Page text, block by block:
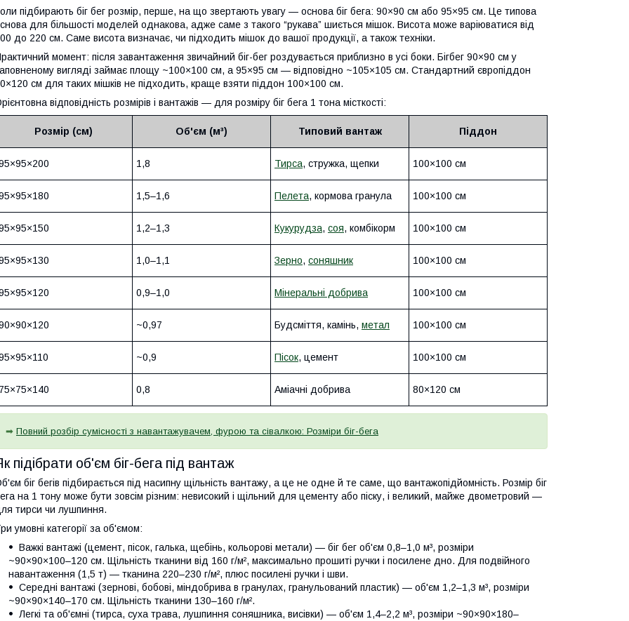
підбирають біг бег розмір, перше, на що звертають увагу — основа біг бега: 90×90 см або 95×95 см. Це типова
для більшості моделей однакова, адже саме з такого “рукава” шиється мішок. Висота може варіюватися від
до 220 см. Саме висота визначає, чи підходить мішок до вашої продукції, а також техніки.
момент: після завантаження звичайний біг-бег роздувається приблизно в усі боки. Бігбег 90×90 см у
вигляді займає площу ~100×100 см, а 95×95 см — відповідно ~105×105 см. Стандартний європіддон
см для таких мішків не підходить, краще взяти піддон 100×100 см.
відповідність розмірів і вантажів — для розміру біг бега 1 тона місткості:
Розмір (см) Об'єм (м³) Типовий вантаж Піддон
1,8 Тирса, стружка, щепки 100×100 см
1,5–1,6 Пелета, кормова гранула 100×100 см
1,2–1,3 Кукурудза, соя, комбікорм 100×100 см
1,0–1,1 Зерно, соняшник 100×100 см
0,9–1,0 Мінеральні добрива 100×100 см
~0,97 Будсміття, камінь, метал 100×100 см
~0,9 Пісок, цемент 100×100 см
0,8 Аміачні добрива 80×120 см
➡ Повний розбір сумісності з навантажувачем, фурою та сівалкою: Розміри біг-бега
підібрати об'єм біг-бега під вантаж
біг бегів підбирається під насипну щільність вантажу, а це не одне й те саме, що вантажопідйомність. Розмір біг
на 1 тону може бути зовсім різним: невисокий і щільний для цементу або піску, і великий, майже двометровий —
тирси чи лушпиння.
умовні категорії за об'ємом:
Важкі вантажі (цемент, пісок, галька, щебінь, кольорові метали) — біг бег об'єм 0,8–1,0 м³, розміри
~90×90×100–120 см. Щільність тканини від 160 г/м², максимально прошиті ручки і посилене дно. Для подвійного
навантаження (1,5 т) — тканина 220–230 г/м², плюс посилені ручки і шви.
Середні вантажі (зернові, бобові, міндобрива в гранулах, гранульований пластик) — об'єм 1,2–1,3 м³, розміри
~90×90×140–170 см. Щільність тканини 130–160 г/м².
Легкі та об'ємні (тирса, суха трава, лушпиння соняшника, висівки) — об'єм 1,4–2,2 м³, розміри ~90×90×180–